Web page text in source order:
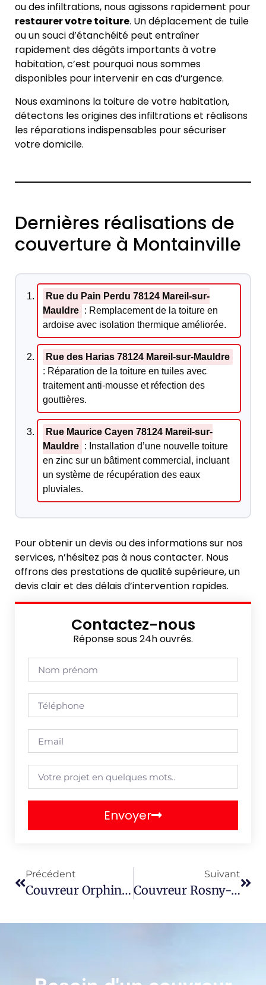
ou des infiltrations, nous agissons rapidement pour
restaurer votre toiture. Un déplacement de tuile
ou un souci d’étanchéité peut entraîner
rapidement des dégâts importants à votre
habitation, c’est pourquoi nous sommes
disponibles pour intervenir en cas d’urgence.
Nous examinons la toiture de votre habitation,
détectons les origines des infiltrations et réalisons
les réparations indispensables pour sécuriser
votre domicile.
Dernières réalisations de
couverture à Montainville
Rue du Pain Perdu 78124 Mareil-sur-
Mauldre : Remplacement de la toiture en
ardoise avec isolation thermique améliorée.
Rue des Harias 78124 Mareil-sur-Mauldre
: Réparation de la toiture en tuiles avec
traitement anti-mousse et réfection des
gouttières.
Rue Maurice Cayen 78124 Mareil-sur-
Mauldre : Installation d’une nouvelle toiture
en zinc sur un bâtiment commercial, incluant
un système de récupération des eaux
pluviales.
Pour obtenir un devis ou des informations sur nos
services, n’hésitez pas à nous contacter. Nous
offrons des prestations de qualité supérieure, un
devis clair et des délais d’intervention rapides.
Contactez-nous
Réponse sous 24h ouvrés.
Envoyer
Précédent
Couvreur Orphin 78125
Suivant
Couvreur Rosny-Sur-Seine 78710